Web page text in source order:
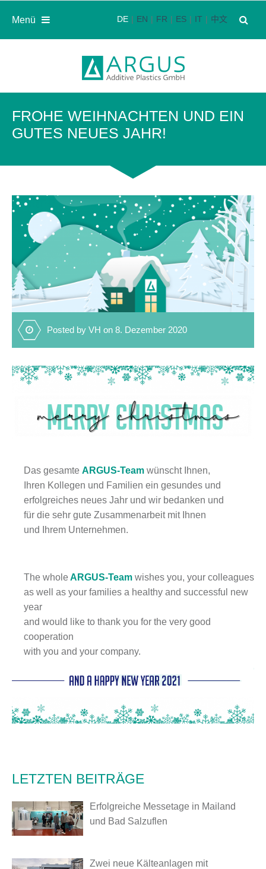
Menü DE EN FR ES IT 中文
FROHE WEIHNACHTEN UND EIN
GUTES NEUES JAHR!
Posted by VH on 8. Dezember 2020
Das gesamte ARGUS-Team wünscht Ihnen,
Ihren Kollegen und Familien ein gesundes und
erfolgreiches neues Jahr und wir bedanken und
für die sehr gute Zusammenarbeit mit Ihnen
und Ihrem Unternehmen.
The wholeARGUS-Team wishes you, your colleagues
as well as your families a healthy and successful new
year
and would like to thank you for the very good
cooperation
with you and your company.
LETZTEN BEITRÄGE
Erfolgreiche Messetage in Mailand
und Bad Salzuflen
Zwei neue Kälteanlagen mit